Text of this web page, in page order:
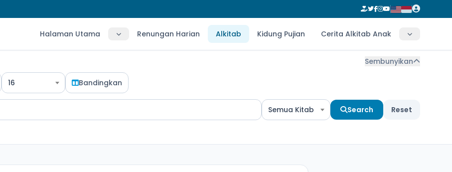
Halaman Utama Renungan Harian Alkitab Kidung Pujian Cerita Alkitab Anak
Sembunyikan
16 Bandingkan
Semua Kitab Search Reset